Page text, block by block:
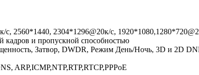
с, 2560*1440, 2304*1296@20к/с,
кадров и пропускной способностью
Затвор, DWDR, Режим День/Ночь, 3D и 2D
ARP,ICMP,NTP,RTP,RTCP,PPPoE